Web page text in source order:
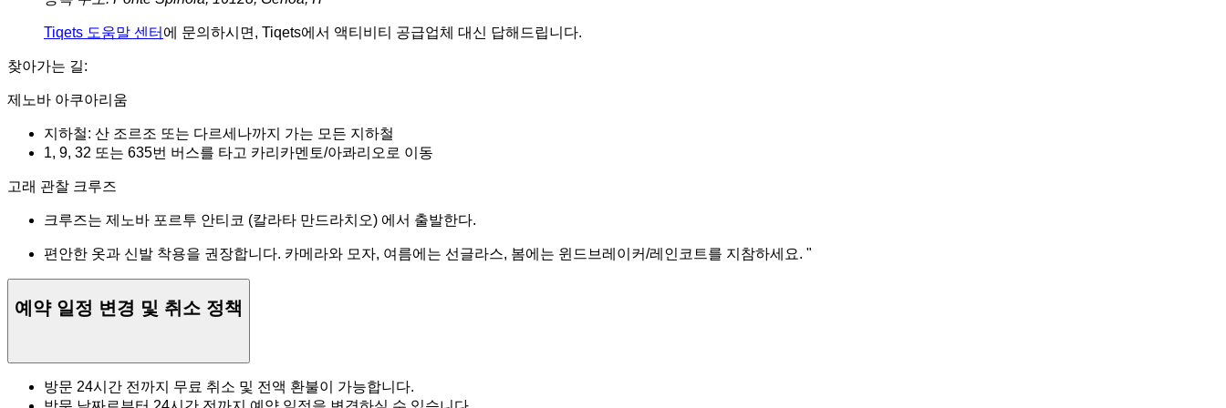
Tiqets 도움말 센터 에 문의하시면, Tiqets에서 액티비티 공급업체 대신 답해드립니다.
찾아가는 길:
제노바 아쿠아리움
지하철: 산 조르조 또는 다르세나까지 가는 모든 지하철
1, 9, 32 또는 635번 버스를 타고 카리카멘토/아콰리오로 이동
고래 관찰 크루즈
크루즈는 제노바 포르투 안티코 (칼라타 만드라치오) 에서 출발한다.
편안한 옷과 신발 착용을 권장합니다. 카메라와 모자, 여름에는 선글라스, 봄에는 윈드브레이커/레인코트를 지참하세요. "
예약 일정 변경 및 취소 정책
방문 24시간 전까지 무료 취소 및 전액 환불이 가능합니다.